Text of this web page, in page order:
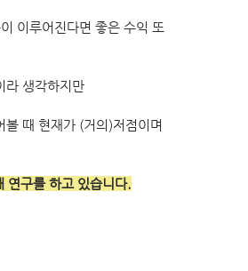
이루어진다면 좋은 수익 또
라 생각하지만
때 현재가 (거의)저점이며
구를 하고 있습니다.